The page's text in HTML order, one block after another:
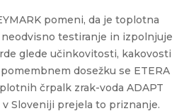
pomeni, da je toplotna
testiranje in izpolnjuje
glede učinkovitosti, kakovosti
dosežku se ETERA
črpalk zrak-voda ADAPT
Sloveniji prejela to priznanje.